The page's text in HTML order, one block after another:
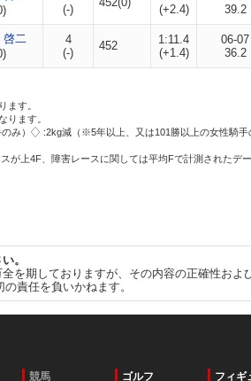
(-)
(+2.4)
39.2
啓二
4
(-)
452
1:11.4
(+1.4)
06-07
36.2
ます。
ります。
み）
:2kg減（※5年以上、又は101勝以上の女性騎手
が上4F、障害レースに関しては平均Fで計測されたデ
。
を期しておりますが、その内容の正確性お
責任を負いかねます。
競馬 ゴルフ フィギ